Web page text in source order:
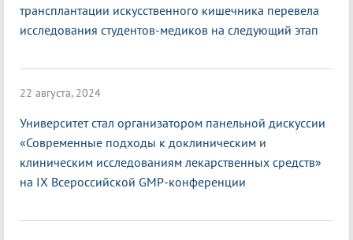
трансплантации искусственного кишечника перевела
исследования студентов-медиков на следующий этап
22 августа, 2024
Университет стал организатором панельной дискуссии
«Современные подходы к доклиническим и
клиническим исследованиям лекарственных средств»
на IX Всероссийской GMP-конференции